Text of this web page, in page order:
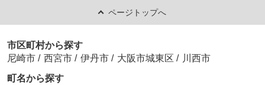
ページトップへ
市区町村から探す
尼崎市 / 西宮市 / 伊丹市 / 大阪市城東区 / 川西市
町名から探す